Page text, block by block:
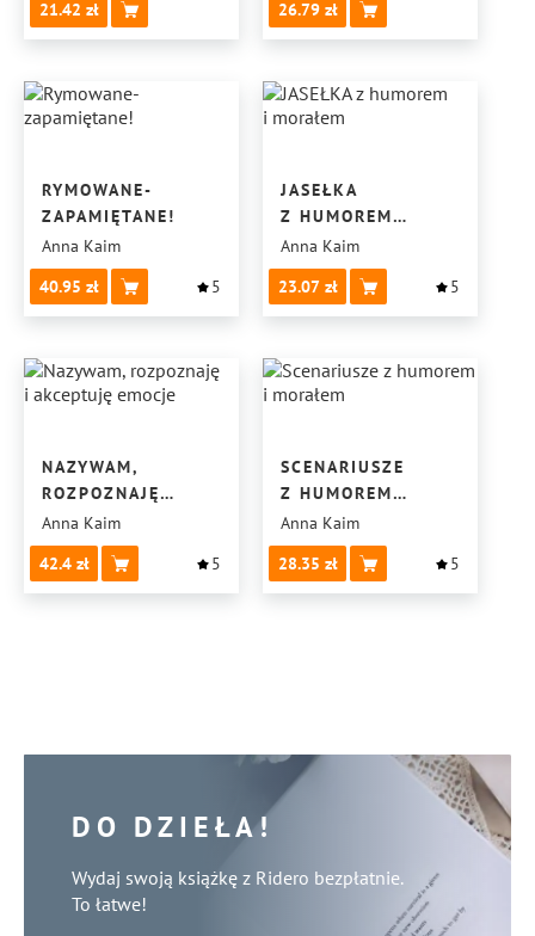
WCZESNOSZKOLNEJ
21.42
26.79
RYMOWANE-
ZAPAMIĘTANE!
Anna Kaim
40.95
5
JASEŁKA
Z HUMOREM
I MORAŁEM
Anna Kaim
23.07
5
NAZYWAM,
ROZPOZNAJĘ
I AKCEPTUJĘ
EMOCJE
Anna Kaim
42.4
5
SCENARIUSZE
Z HUMOREM
I MORAŁEM
Anna Kaim
28.35
5
DO DZIEŁA!
Wydaj swoją książkę z Ridero bezpłatnie.
To łatwe!